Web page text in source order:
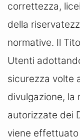
correttezza,
della
normative. Il
Utenti
sicurezza volte
divulgazione, la
autorizzate dei
viene